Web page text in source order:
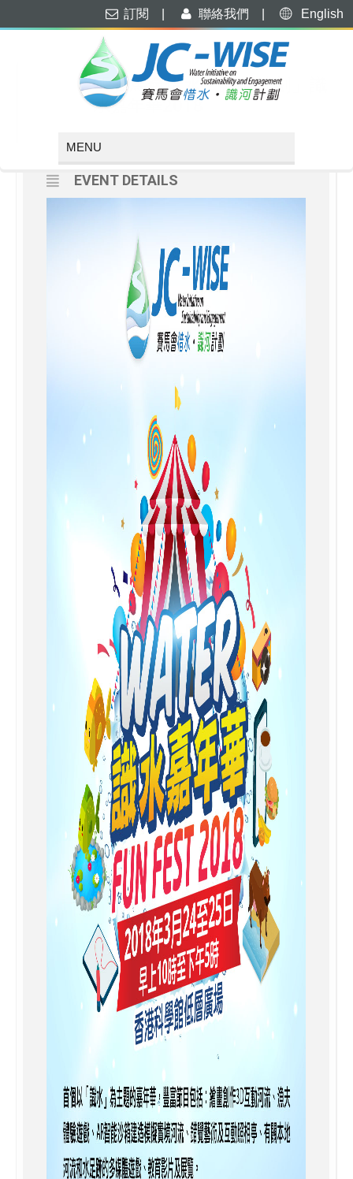
訂閱 聯絡我們 English
MARCH, 2018
「賽馬會惜水・識河計劃」識
水嘉年華2018
EVENT DETAILS